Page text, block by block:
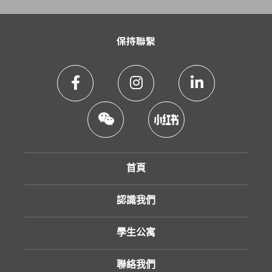
保持聯繫
首頁
認識我們
學生公寓
聯絡我們